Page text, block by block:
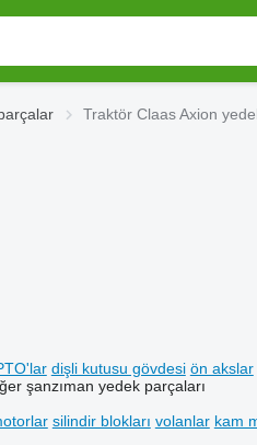
Traktör Claas Axion
dişli kutusu gövdesi ön akslar
şanzıman yedek parçaları
silindir blokları volanlar kam